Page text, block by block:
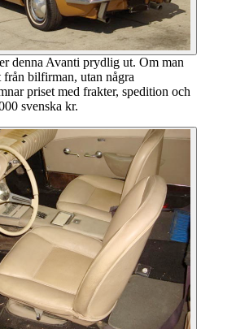
denna Avanti prydlig ut. Om man
bilfirman, utan några
priset med frakter, spedition och
svenska kr.